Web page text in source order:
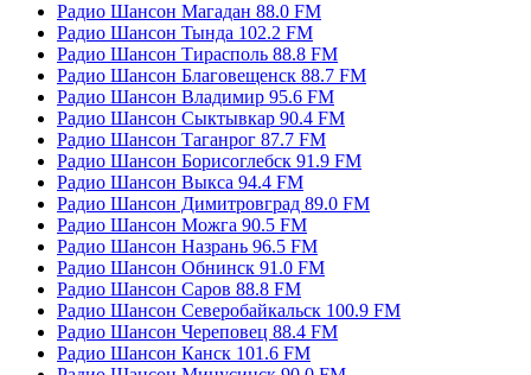
Радио Шансон Магадан 88.0 FM
Радио Шансон Тында 102.2 FM
Радио Шансон Тирасполь 88.8 FM
Радио Шансон Благовещенск 88.7 FM
Радио Шансон Владимир 95.6 FM
Радио Шансон Сыктывкар 90.4 FM
Радио Шансон Таганрог 87.7 FM
Радио Шансон Борисоглебск 91.9 FM
Радио Шансон Выкса 94.4 FM
Радио Шансон Димитровград 89.0 FM
Радио Шансон Можга 90.5 FM
Радио Шансон Назрань 96.5 FM
Радио Шансон Обнинск 91.0 FM
Радио Шансон Саров 88.8 FM
Радио Шансон Северобайкальск 100.9 FM
Радио Шансон Череповец 88.4 FM
Радио Шансон Канск 101.6 FM